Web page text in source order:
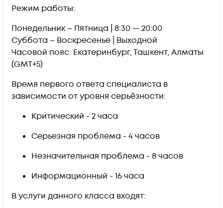
Режим работы:
Понедельник – Пятница | 8:30 — 20:00
Суббота – Воскресенье | Выходной
Часовой пояс: Екатеринбург, Ташкент, Алматы
(GMT+5)
Время первого ответа специалиста в
зависимости от уровня серьёзности:
Критический -2 часа
Серьезная проблема -4 часов
Незначительная проблема -8 часов
Информационный -16 часа
В услуги данного класса входят: